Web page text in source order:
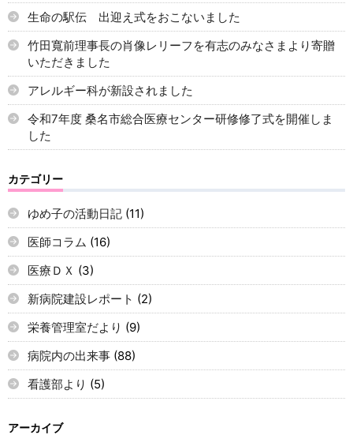
生命の駅伝 出迎え式をおこないました
竹田寬前理事長の肖像レリーフを有志のみなさまより寄贈
いただきました
アレルギー科が新設されました
令和7年度 桑名市総合医療センター研修修了式を開催しま
した
カテゴリー
ゆめ子の活動日記 (11)
医師コラム (16)
医療ＤＸ (3)
新病院建設レポート (2)
栄養管理室だより (9)
病院内の出来事 (88)
看護部より (5)
アーカイブ